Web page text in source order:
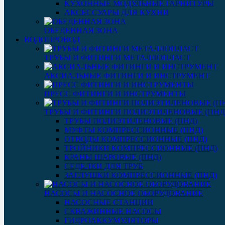
КУХОННЫЕ МОДУЛЬНЫЕ ГАРНИТУРЫ
АКСЕССУАРЫ ДЛЯ КУХНИ
ОБЕДЕННАЯ ЗОНА
ВОДОПРОВОД
ТРУБЫ И ФИТИНГИ МЕТАЛЛОПЛАСТ
АКСИАЛЬНЫЕ ФИТИНГИ И ИНСТРУМЕНТ
ПРЕСС ФИТИНГИ И ИНСТРУМЕНТЫ
ТРУБЫ И ФИТИНГИ ПОЛИЭТИЛЕНОВЫЕ
ТРУБЫ ПОЛИЭТИЛЕНОВЫЕ (ПНД)
МУФТЫ КОМПРЕССИОННЫЕ (ПНД)
ОТВОДЫ КОМПРЕССИОННЫЕ (ПНД)
ТРОЙНИКИ КОМПРЕССИОННЫЕ (ПНД)
КРАНЫ ШАРОВЫЕ (ПНД)
СЕДЕЛКИ ДЛЯ ТРУБ
ЗАГЛУШКИ КОМПРЕССИОННЫЕ (ПНД)
НАСОСЫ И НАСОСНОЕ ОБОРУДОВАНИЕ
НАСОСНЫЕ СТАНЦИИ
СКВАЖИННЫЕ НАСОСЫ
ГИДРОАККУМУЛЯТОРЫ